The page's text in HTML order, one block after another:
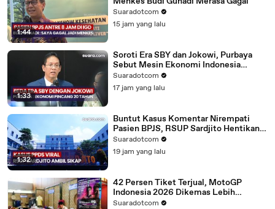
1:44
Suaradotcom
15 jam yang lalu
1:33
Soroti Era SBY dan Jokowi, Purbaya
Sebut Mesin Ekonomi Indonesia
Pincang Selama 20 Tahun
Suaradotcom
17 jam yang lalu
1:32
Buntut Kasus Komentar Nirempati
Pasien BPJS, RSUP Sardjito Hentikan
Stase PPDS dr. Elda Putri Rahardini
Suaradotcom
19 jam yang lalu
42 Persen Tiket Terjual, MotoGP
Indonesia 2026 Dikemas Lebih
Menarik
Suaradotcom